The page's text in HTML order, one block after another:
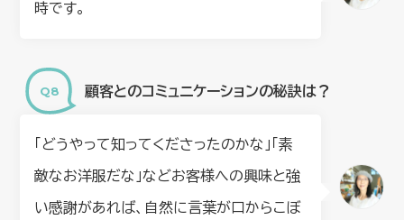
時です。
顧客とのコミュニケーションの秘訣は？
「どうやって知ってくださったのかな」「素
敵なお洋服だな」などお客様への興味と強
い感謝があれば、自然に言葉が口からこぼ